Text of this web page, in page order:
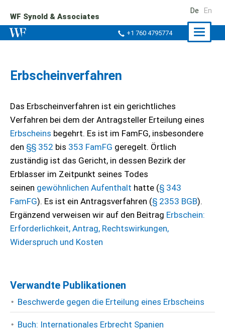
WF Synold & Associates
+1 760 4795774
De En
Erbscheinverfahren
Das Erbscheinverfahren ist ein gerichtliches
Verfahren bei dem der Antragsteller Erteilung eines
Erbscheins begehrt. Es ist im FamFG, insbesondere
den §§ 352 bis 353 FamFG geregelt. Örtlich
zuständig ist das Gericht, in dessen Bezirk der
Erblasser im Zeitpunkt seines Todes
seinen gewöhnlichen Aufenthalt hatte (§ 343
FamFG). Es ist ein Antragsverfahren (§ 2353 BGB).
Ergänzend verweisen wir auf den Beitrag Erbschein:
Erforderlichkeit, Antrag, Rechtswirkungen,
Widerspruch und Kosten
Verwandte Publikationen
Beschwerde gegen die Erteilung eines Erbscheins
Buch: Internationales Erbrecht Spanien